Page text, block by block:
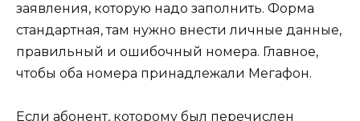
заявления, которую надо заполнить. Форма
стандартная, там нужно внести личные данные,
правильный и ошибочный номера. Главное,
чтобы оба номера принадлежали Мегафон.
Если абонент, которому был перечислен